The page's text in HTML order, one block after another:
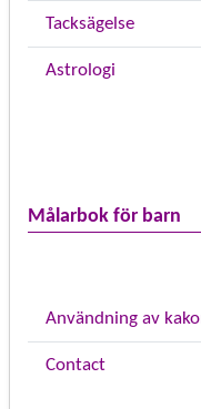
Tacksägelse
Astrologi
Målarbok för barn
Användning av
Contact